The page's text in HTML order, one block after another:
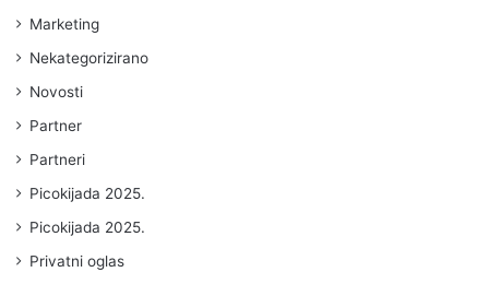
Marketing
Nekategorizirano
Novosti
Partner
Partneri
Picokijada 2025.
Picokijada 2025.
Privatni oglas